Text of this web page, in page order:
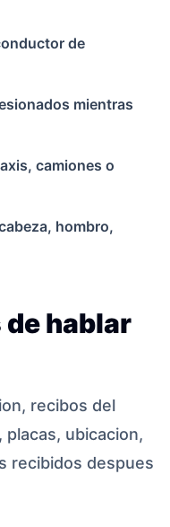
de
mientras
camiones o
hombro,
de hablar
recibos del
ubicacion,
recibidos despues